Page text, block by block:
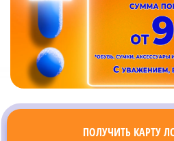
ПОЛУЧИТЬ КАРТУ